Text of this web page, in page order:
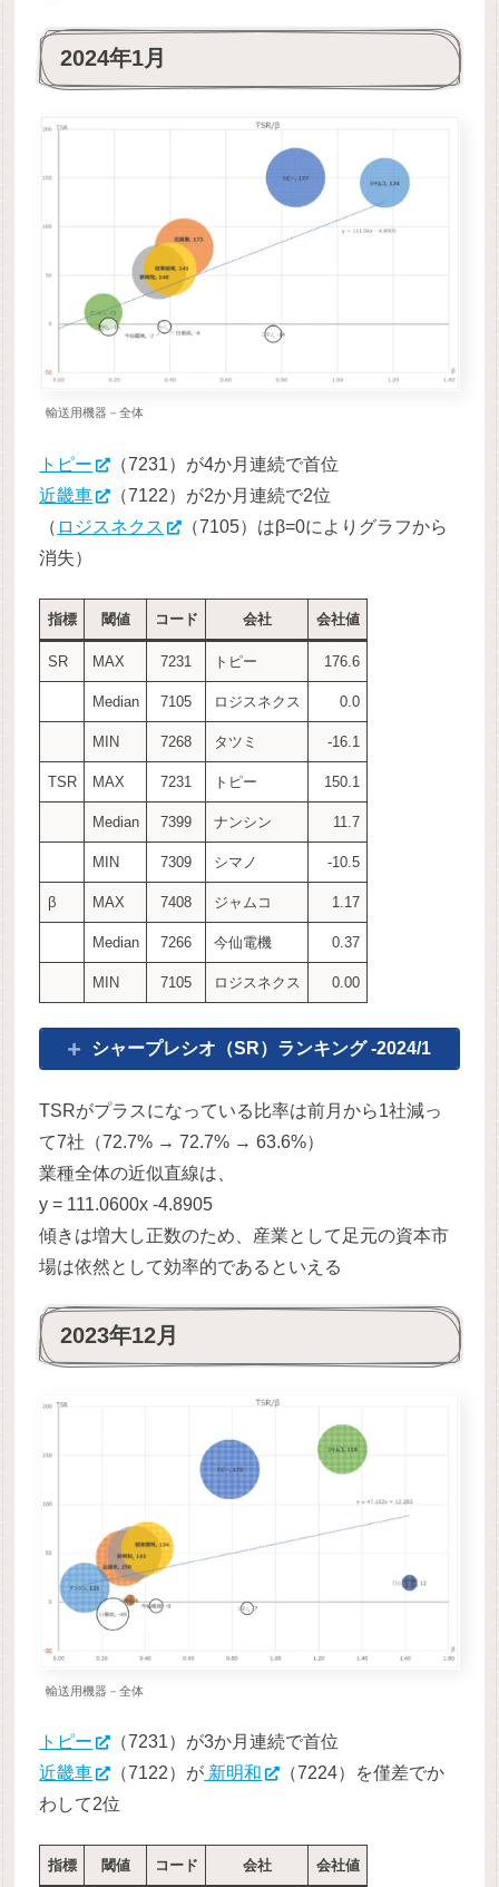
2024年1月
輸送用機器－全体
トピー
（7231）が4か月連続で首位
近畿車
（7122）が2か月連続で2位
（ ロジスネクス
（7105）はβ=0によりグラフから
消失）
指標 閾値 コード 会社 会社値
SR MAX 7231 トピー 176.6
Median 7105 ロジスネクス 0.0
MIN 7268 タツミ -16.1
TSR MAX 7231 トピー 150.1
Median 7399 ナンシン 11.7
MIN 7309 シマノ -10.5
β MAX 7408 ジャムコ 1.17
Median 7266 今仙電機 0.37
MIN 7105 ロジスネクス 0.00
シャープレシオ（SR）ランキング -2024/1
TSRがプラスになっている比率は前月から1社減っ
て7社（72.7% → 72.7% → 63.6%）
業種全体の近似直線は、
y = 111.0600x -4.8905
傾きは増大し正数のため、産業として足元の資本市
場は依然として効率的であるといえる
2023年12月
輸送用機器－全体
トピー
（7231）が3か月連続で首位
近畿車
（7122）が 新明和
（7224）を僅差でか
わして2位
指標 閾値 コード 会社 会社値